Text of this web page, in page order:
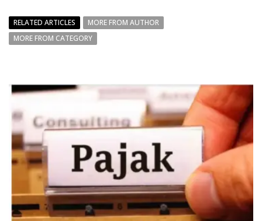
RELATED ARTICLES
MORE FROM AUTHOR
MORE FROM CATEGORY